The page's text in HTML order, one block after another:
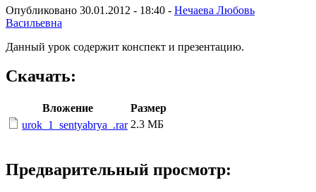
Опубликовано 30.01.2012 - 18:40 - Нечаева Любовь
Васильевна
Данный урок содержит конспект и презентацию.
Скачать:
Вложение
Размер
urok_1_sentyabrya_.rar 2.3 МБ
Предварительный просмотр: